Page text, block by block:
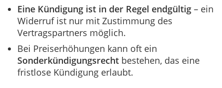
Eine Kündigung ist in der Regel endgültig – ein
Widerruf ist nur mit Zustimmung des
Vertragspartners möglich.
Bei Preiserhöhungen kann oft ein
Sonderkündigungsrecht bestehen, das eine
fristlose Kündigung erlaubt.